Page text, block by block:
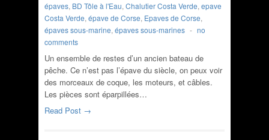
épaves, BD Tôle à l'Eau, Chalutier Costa Verde, epave
Costa Verde, épave de Corse, Epaves de Corse,
épaves sous-marine, épaves sous-marines - no
comments
Un ensemble de restes d’un ancien bateau de
pêche. Ce n’est pas l’épave du siècle, on peux voir
des morceaux de coque, les moteurs, et câbles.
Les pièces sont éparpillées…
Read Post →